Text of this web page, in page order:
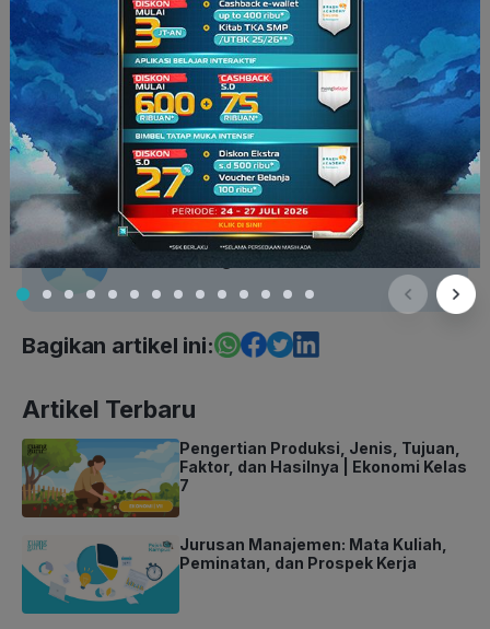
Bahasa Inggris XI Kelas 11 Konsep Pelajaran SMA
Embun Bening Diniari
Bagikan artikel ini:
Artikel Terbaru
Pengertian Produksi, Jenis, Tujuan,
Faktor, dan Hasilnya | Ekonomi Kelas
7
Jurusan Manajemen: Mata Kuliah,
Peminatan, dan Prospek Kerja